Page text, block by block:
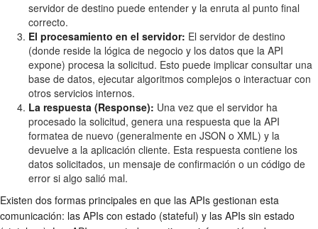
servidor de destino puede entender y la enruta al punto final
correcto.
El procesamiento en el servidor: El servidor de destino
(donde reside la lógica de negocio y los datos que la API
expone) procesa la solicitud. Esto puede implicar consultar una
base de datos, ejecutar algoritmos complejos o interactuar con
otros servicios internos.
La respuesta (Response): Una vez que el servidor ha
procesado la solicitud, genera una respuesta que la API
formatea de nuevo (generalmente en JSON o XML) y la
devuelve a la aplicación cliente. Esta respuesta contiene los
datos solicitados, un mensaje de confirmación o un código de
error si algo salió mal.
Existen dos formas principales en que las APIs gestionan esta
comunicación: las APIs con estado (stateful) y las APIs sin estado